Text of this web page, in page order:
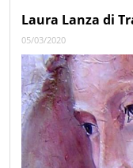
Laura Lanza di
05/03/2020